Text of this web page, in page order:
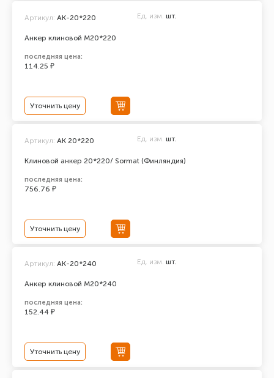
Анкер клиновой М20*220
Артикул: АК-20*220 Ед. изм. шт.
последняя цена:
114.25 ₽
Уточнить цену
Клиновой анкер 20*220/ Sormat (Финляндия)
Артикул: AK 20*220 Ед. изм. шт.
последняя цена:
756.76 ₽
Уточнить цену
Анкер клиновой М20*240
Артикул: АК-20*240 Ед. изм. шт.
последняя цена:
152.44 ₽
Уточнить цену